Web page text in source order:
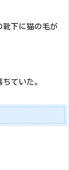
下に猫の毛が
ていた。